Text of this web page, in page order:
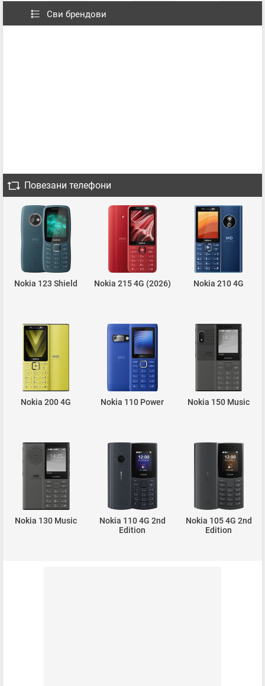
Сви брендови
Повезани телефони
Nokia 123 Shield Nokia 215 4G (2026) Nokia 210 4G
Nokia 200 4G Nokia 110 Power Nokia 150 Music
Nokia 130 Music
Nokia 110 4G 2nd
Edition
Nokia 105 4G 2nd
Edition